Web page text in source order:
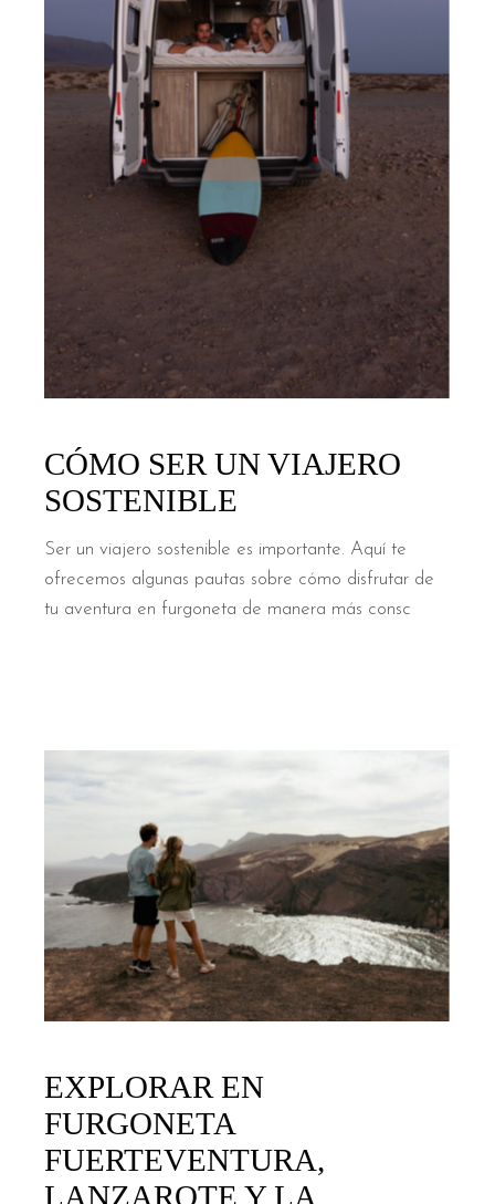
CÓMO SER UN VIAJERO
SOSTENIBLE
Ser un viajero sostenible es importante. Aquí te
ofrecemos algunas pautas sobre cómo disfrutar de
tu aventura en furgoneta de manera más consc
EXPLORAR EN
FURGONETA
FUERTEVENTURA,
LANZAROTE Y LA